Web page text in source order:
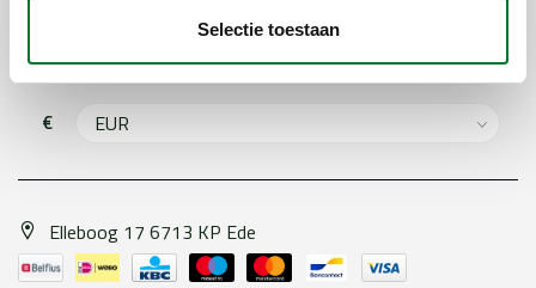
Selectie toestaan
€
Elleboog 17 6713 KP Ede